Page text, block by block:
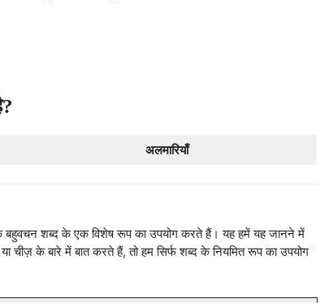
अलमारियाँ
बहुवचन शब्द के एक विशेष रूप का उपयोग करते हैं। यह हमें यह जानने में
के बारे में बात करते हैं, तो हम सिर्फ शब्द के नियमित रूप का उपयोग